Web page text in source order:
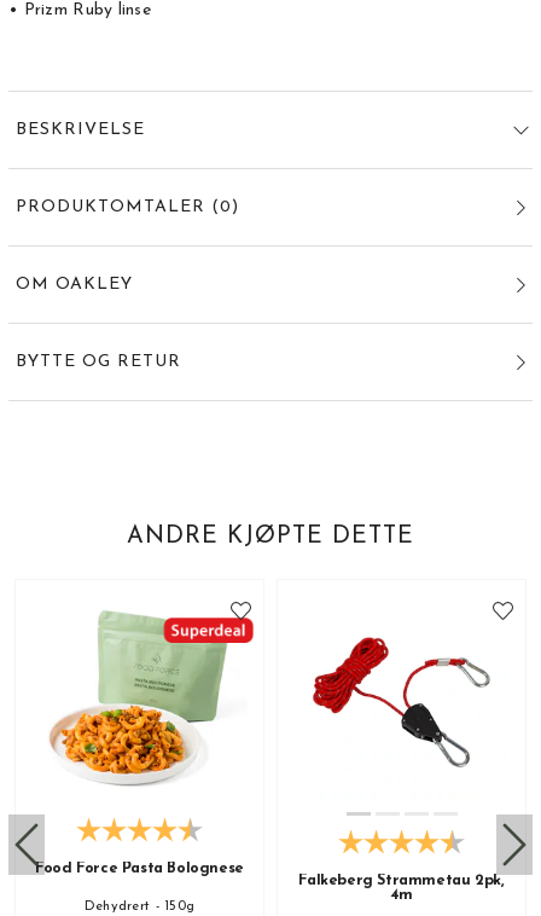
• Prizm Ruby linse
BESKRIVELSE
PRODUKTOMTALER (0 )
OM OAKLEY
BYTTE OG RETUR
ANDRE KJØPTE DETTE
Food Force Pasta Bolognese
Dehydrert - 150g
Falkeberg Strammetau 2pk,
4m